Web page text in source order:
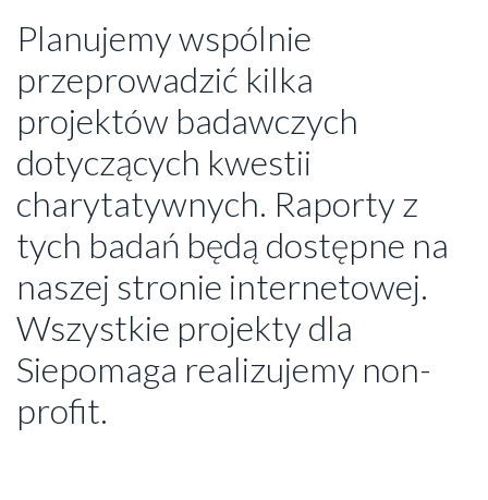
Planujemy wspólnie
przeprowadzić kilka
projektów badawczych
dotyczących kwestii
charytatywnych. Raporty z
tych badań będą dostępne na
naszej stronie internetowej.
Wszystkie projekty dla
Siepomaga realizujemy non-
profit.